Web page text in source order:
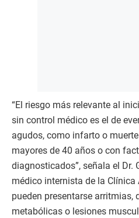
“El riesgo más relevante al
sin control médico es el de
agudos, como infarto o
mayores de 40 años o con
diagnosticados”, señala el Dr.
médico internista de la
pueden presentarse arritmias,
metabólicas o lesiones